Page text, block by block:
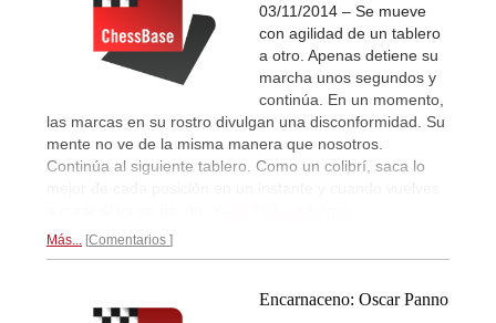
03/11/2014 – Se mueve
con agilidad de un tablero
a otro. Apenas detiene su
marcha unos segundos y
continúa. En un momento,
las marcas en su rostro divulgan una disconformidad. Su
mente no ve de la misma manera que nosotros.
Continúa al siguiente tablero. Como un colibrí, saca lo
mejor de cada posición en un instante y cuando vuelves
Más... Comentarios
Encarnaceno: Oscar Panno